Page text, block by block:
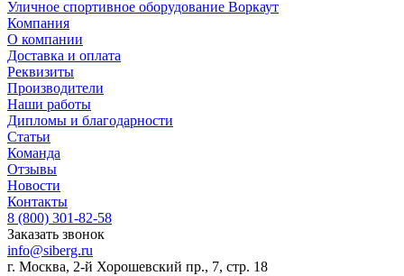
Уличное спортивное оборудование Воркаут
Компания
О компании
Доставка и оплата
Реквизиты
Производители
Наши работы
Дипломы и благодарности
Статьи
Команда
Отзывы
Новости
Контакты
8 (800) 301-82-58
Заказать звонок
info@siberg.ru
г. Москва, 2-й Хорошевский пр., 7, стр. 18